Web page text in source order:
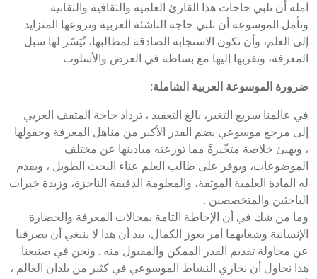
آملة أن تلبي حاجات هذا القارئ العلمية والثقافية والتقانية.
وتأمل الموسوعة أن تلبي حاجة الناشئة العربية ونزوعها المتزايد
إلى العلم، وأن تكون الاستجابة الصادقة لمطالبها، تُيَسّر لها سبل
المعرفة، وتقربها إليها مع بساطة في العرض والأسلوب.
ضرورة الموسوعة العربية الشاملة:
في عالمنا سريع التغير، بالغ التعقيد ، تزداد حاجة المثقف العربي
إلى مرجع موسوعي يضم القدر الأكبر من مناهل المعرفة وحقولها
، ويهيئ خلاصة متخّيرةً مما توزعته ميادينها عن مختلف
الموضوعات، ويوفر على طالب العلم عناء البحث الطويل ، ويقدم
له المادة العلمية الموثقة، والمعلومة الدقيقة الناجزة، وزبدة خبرات
الباحثين والمتخصصين .
وما من شك في أن الإحاطة التامة بمجالات المعرفة والحضارة
الإنسانية وشعابهما أمر يعوز الكمال، بيد أن هذا لا ينبغي أن يصرفنا
عن محاولة تقديم القدر الممكن والمقبول منه . ونحن في صنيعنا
هذا نحاول أن نجاري النشاط الموسوعي في كثير من بلدان العالم ،